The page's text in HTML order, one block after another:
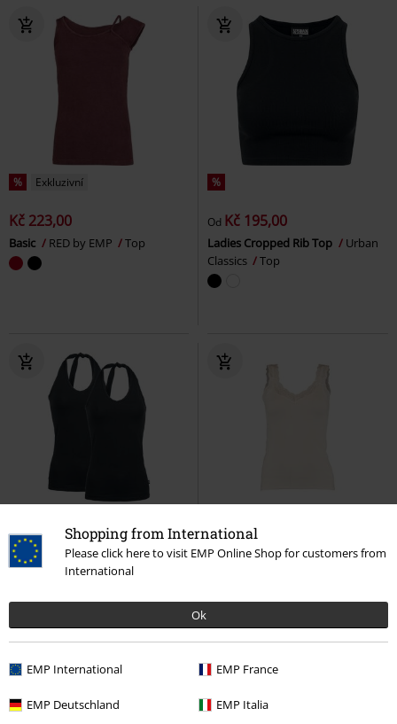
Shopping from International
Please click here to visit EMP Online Shop for customers from
International
Ok
EMP International EMP France
EMP Deutschland EMP Italia
% Exkluzivní
Kč 223,00
Basic RED by EMP Top
%
Od Kč 195,00
Ladies Cropped Rib Top
Urban
Classics
Top
DMCOd
Kč 599,00
OdKč 327,00
Balenie 2 ks topov so
Kč 249,00